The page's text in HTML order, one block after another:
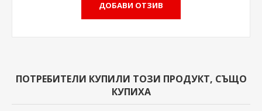
ПОТРЕБИТЕЛИ КУПИЛИ ТОЗИ ПРОДУКТ, СЪЩО
КУПИХА